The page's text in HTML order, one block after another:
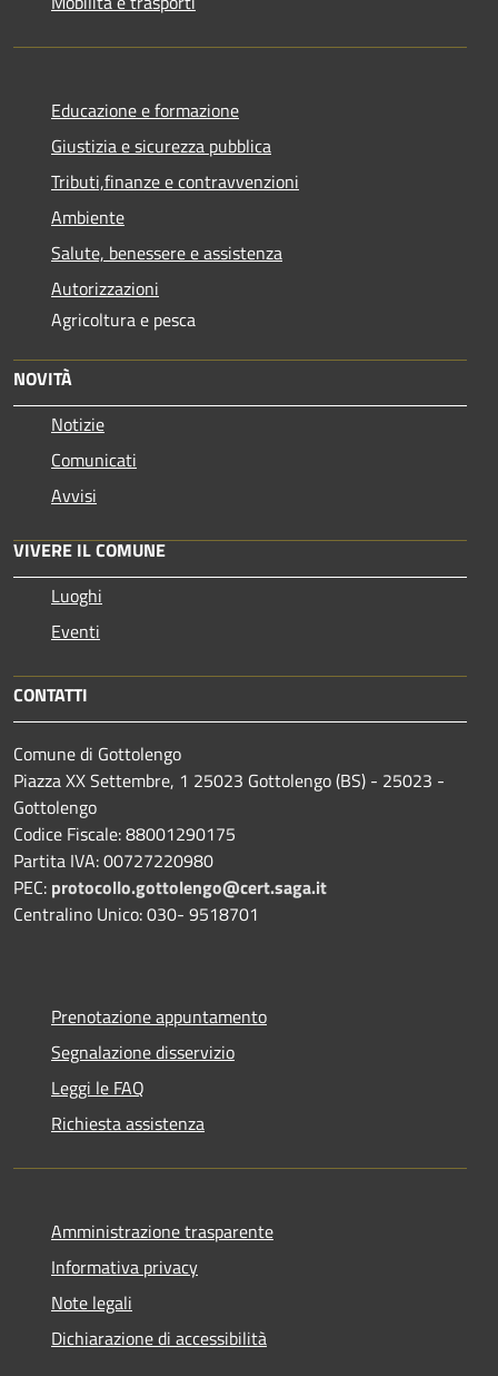
Educazione e formazione
Giustizia e sicurezza pubblica
Tributi,finanze e contravvenzioni
Ambiente
Salute, benessere e assistenza
Autorizzazioni
Agricoltura e pesca
NOVITÀ
Notizie
Comunicati
Avvisi
VIVERE IL COMUNE
Luoghi
Eventi
CONTATTI
Comune di Gottolengo
Piazza XX Settembre, 1 25023 Gottolengo (BS) - 25023 -
Gottolengo
Codice Fiscale: 88001290175
Partita IVA: 00727220980
PEC: protocollo.gottolengo@cert.saga.it
Centralino Unico: 030- 9518701
Prenotazione appuntamento
Segnalazione disservizio
Leggi le FAQ
Richiesta assistenza
Amministrazione trasparente
Informativa privacy
Note legali
Dichiarazione di accessibilità